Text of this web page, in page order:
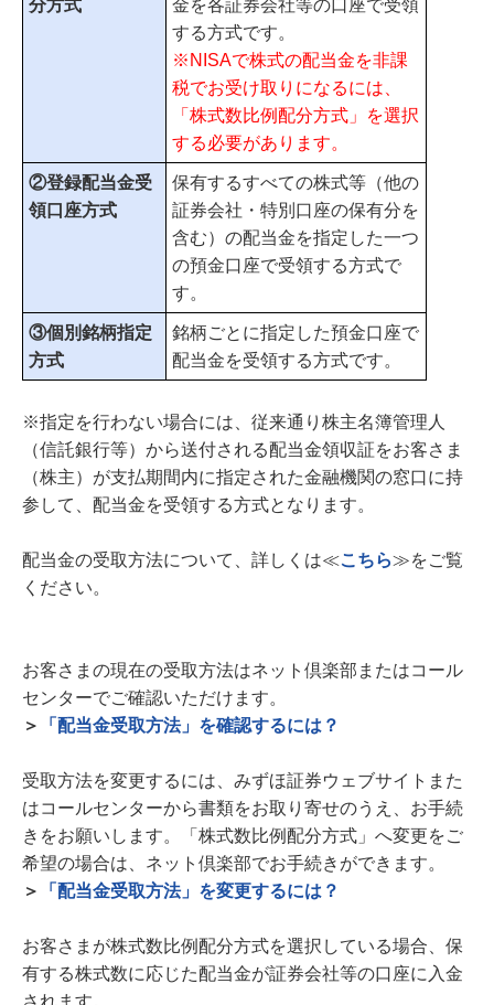
分方式
金を各証券会社等の口座で受領
する方式です。
※NISAで株式の配当金を非課
税でお受け取りになるには、
「株式数比例配分方式」を選択
する必要があります。
②登録配当金受
領口座方式
保有するすべての株式等（他の
証券会社・特別口座の保有分を
含む）の配当金を指定した一つ
の預金口座で受領する方式で
す。
③個別銘柄指定
方式
銘柄ごとに指定した預金口座で
配当金を受領する方式です。
※指定を行わない場合には、従来通り株主名簿管理人
（信託銀行等）から送付される配当金領収証をお客さま
（株主）が支払期間内に指定された金融機関の窓口に持
参して、配当金を受領する方式となります。
配当金の受取方法について、詳しくは≪こちら≫をご覧
ください。
お客さまの現在の受取方法はネット倶楽部またはコール
センターでご確認いただけます。
＞
「配当金受取方法」を確認するには？
受取方法を変更するには、みずほ証券ウェブサイトまた
はコールセンターから書類をお取り寄せのうえ、お手続
きをお願いします。「株式数比例配分方式」へ変更をご
希望の場合は、ネット倶楽部でお手続きができます。
＞
「配当金受取方法」を変更するには？
お客さまが株式数比例配分方式を選択している場合、保
有する株式数に応じた配当金が証券会社等の口座に入金